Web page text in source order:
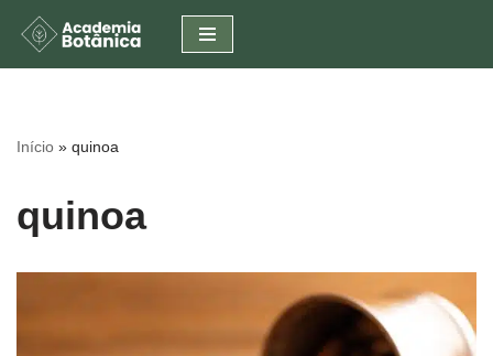
Pular
conteúdo
Início » quinoa
quinoa